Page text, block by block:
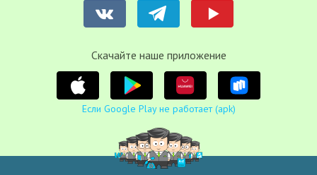
Cкачайте наше приложение
Если Google Play не работает (apk)